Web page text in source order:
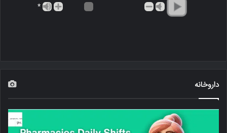
*
داروخانه